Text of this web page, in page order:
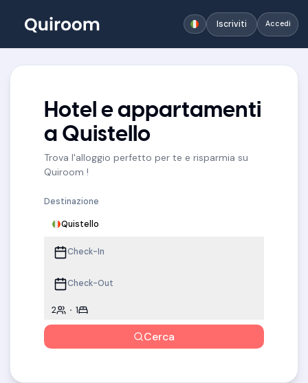
Iscriviti Accedi
Hotel e appartamenti
a Quistello
Trova l'alloggio perfetto per te e risparmia su
Quiroom !
Destinazione
Quistello
2 1
Cerca